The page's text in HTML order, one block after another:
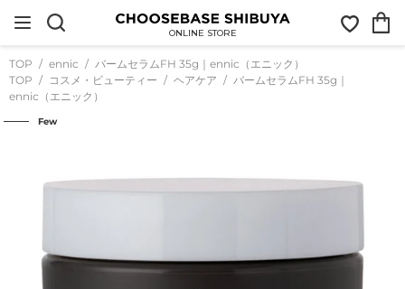
ONLINE STORE
お
気
カ
ー
TOP ennic
バームセラムFH 35g｜ennic（エニック）
TOP
コスメ・ビューティー ヘアケア
バームセラムFH 35g｜
ennic（エニック）
Few